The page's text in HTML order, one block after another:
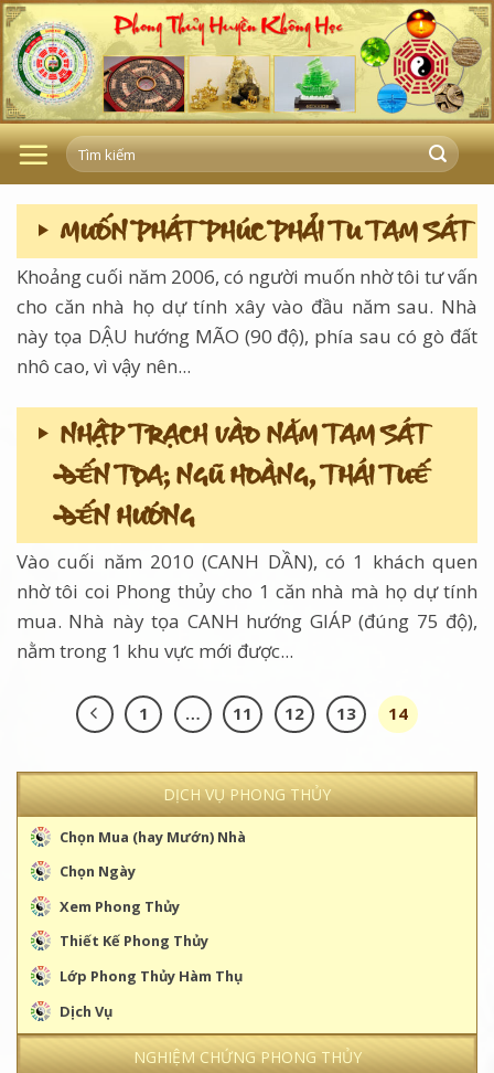
Skip
to
content
DỊCH VỤ PHONG THỦY
Chọn Mua (hay Mướn) Nhà
Chọn Ngày
Xem Phong Thủy
Thiết Kế Phong Thủy
Lớp Phong Thủy Hàm Thụ
Dịch Vụ
NGHIỆM CHỨNG PHONG THỦY
MUỐN PHÁT PHÚC PHẢI TU TAM SÁT
Khoảng cuối năm 2006, có người muốn nhờ tôi tư vấn
cho căn nhà họ dự tính xây vào đầu năm sau. Nhà
này tọa DẬU hướng MÃO (90 độ), phía sau có gò đất
nhô cao, vì vậy nên...
NHẬP TRẠCH VÀO NĂM TAM SÁT
ĐẾN TỌA; NGŨ HOÀNG, THÁI TUẾ
ĐẾN HƯỚNG
Vào cuối năm 2010 (CANH DẦN), có 1 khách quen
nhờ tôi coi Phong thủy cho 1 căn nhà mà họ dự tính
mua. Nhà này tọa CANH hướng GIÁP (đúng 75 độ),
nằm trong 1 khu vực mới được...
1 … 11 12 13 14